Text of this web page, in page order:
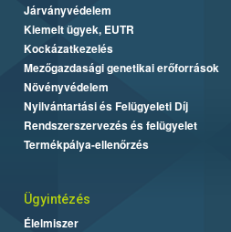
Járványvédelem
Kiemelt ügyek, EUTR
Kockázatkezelés
Mezőgazdasági genetikai erőforrások
Növényvédelem
Nyilvántartási és Felügyeleti Díj
Rendszerszervezés és felügyelet
Termékpálya-ellenőrzés
Ügyintézés
Élelmiszer